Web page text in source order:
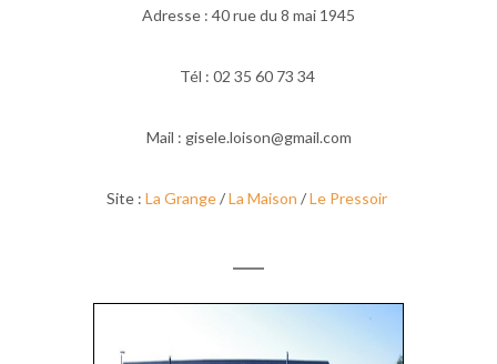
Adresse : 40 rue du 8 mai 1945
Tél : 02 35 60 73 34
Mail : gisele.loison@gmail.com
Site : La Grange/La Maison /Le Pressoir